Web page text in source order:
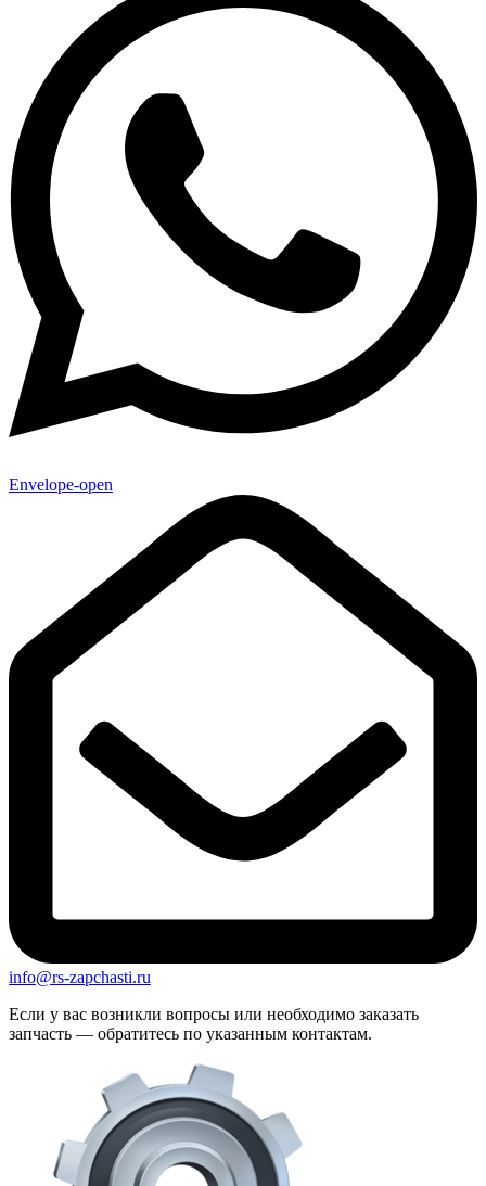
Envelope-open
info@rs-zapchasti.ru
Если у вас возникли вопросы или необходимо заказать
запчасть — обратитесь по указанным контактам.